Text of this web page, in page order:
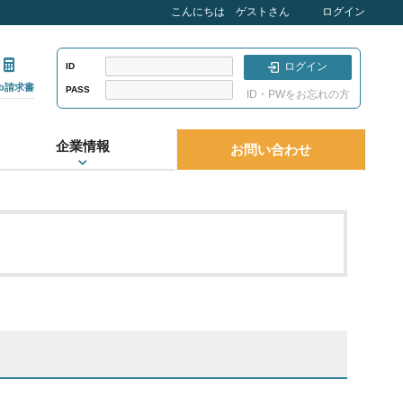
こんにちは ゲストさん ログイン
請求書
ID
PASS
ログイン
ID・PWをお忘れの方
企業情報 お問い合わせ